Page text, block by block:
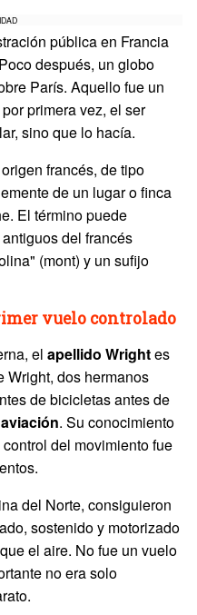
pública en Francia
después, un globo
París. Aquello fue un
primera vez, el ser
sino que lo hacía.
francés, de tipo
de un lugar o finca
El término puede
del francés
(mont) y un sufijo
vuelo controlado
el apellido Wrightes
Wright, dos hermanos
de bicicletas antes de
. Su conocimiento
del movimiento fue
del Norte, consiguieron
sostenido y motorizado
el aire. No fue un vuelo
no era solo